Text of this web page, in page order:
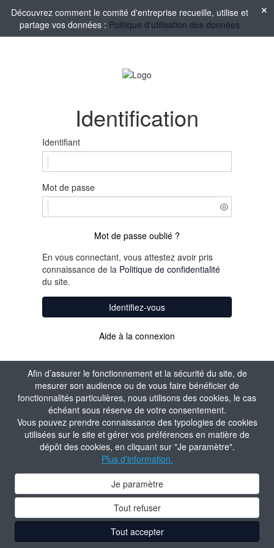
Afin d’assurer le fonctionnement et la sécurité du site, de
mesurer son audience ou de vous faire bénéficier de
fonctionnalités particulières, nous utilisons des cookies, le cas
échéant sous réserve de votre consentement.
Vous pouvez prendre connaissance des typologies de cookies
utilisées sur le site et gérer vos préférences en matière de
dépôt des cookies, en cliquant sur "Je paramètre".
Plus d'information.
Je paramètre
Tout refuser
Tout accepter
Découvrez comment le comité d'entreprise recueille, utilise et
partage vos données : Politique d'utilisation des données
Identification
Identifiant
Mot de passe
Mot de passe oublié ?
En vous connectant, vous attestez avoir pris
connaissance de la Politique de confidentialité
du site.
Identifiez-vous
Aide à la connexion